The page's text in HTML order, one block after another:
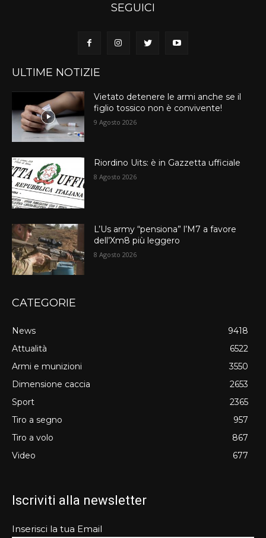
SEGUICI
ULTIME NOTIZIE
Vietato detenere le armi anche se il
figlio tossico non è convivente!
9 Agosto 2026
Riordino Uits: è in Gazzetta ufficiale
8 Agosto 2026
L’Us army “pensiona” l’M7 a favore
dell’Xm8 più leggero
8 Agosto 2026
CATEGORIE
News
9418
Attualità
6522
Armi e munizioni
3550
Dimensione caccia
2653
Sport
2365
Tiro a segno
957
Tiro a volo
867
Video
677
Iscriviti alla newsletter
Inserisci la tua Email